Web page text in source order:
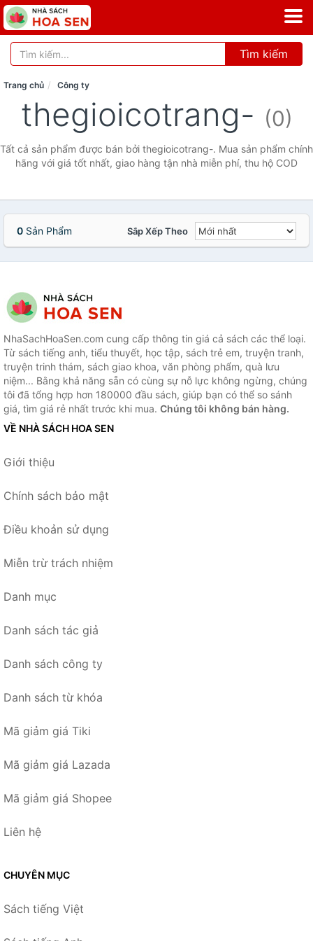
Tìm kiếm
Trang chủ Công ty
thegioicotrang- (0)
Tất cả sản phẩm được bán bởi thegioicotrang-. Mua sản phẩm chính
hãng với giá tốt nhất, giao hàng tận nhà miễn phí, thu hộ COD
0 Sản Phẩm Sắp Xếp Theo
NhaSachHoaSen.com cung cấp thông tin giá cả sách các thể loại.
Từ sách tiếng anh, tiểu thuyết, học tập, sách trẻ em, truyện tranh,
truyện trinh thám, sách giao khoa, văn phòng phẩm, quà lưu
niệm... Bằng khả năng sẵn có cùng sự nỗ lực không ngừng, chúng
tôi đã tổng hợp hơn 180000 đầu sách, giúp bạn có thể so sánh
giá, tìm giá rẻ nhất trước khi mua. Chúng tôi không bán hàng.
VỀ NHÀ SÁCH HOA SEN
Giới thiệu
Chính sách bảo mật
Điều khoản sử dụng
Miễn trừ trách nhiệm
Danh mục
Danh sách tác giả
Danh sách công ty
Danh sách từ khóa
Mã giảm giá Tiki
Mã giảm giá Lazada
Mã giảm giá Shopee
Liên hệ
CHUYÊN MỤC
Sách tiếng Việt